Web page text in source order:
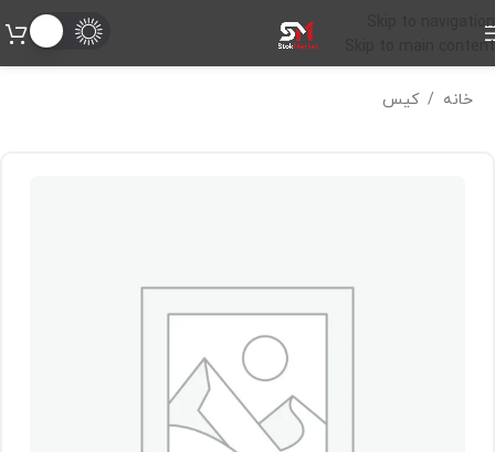
Skip to navigation
Skip to main content
خانه / کیس